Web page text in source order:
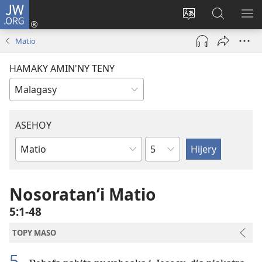
JW.ORG
Hiova
fiteny
Hiditra
(manokatra
rohy)
ato
Amin’ny
Matio
HAMAKY AMIN'NY TENY
ASEHOY
Boky
Amin’ny
Baiboly
Toko
Nosoratan’i Matio
5:1-48
TOPY MASO